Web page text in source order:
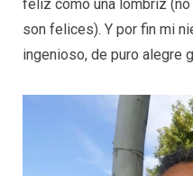
feliz como una lombriz
son felices). Y por fin mi
ingenioso, de puro alegre